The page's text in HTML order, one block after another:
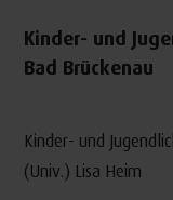
Kinder- und
Bad Brückenau
Kinder- und
(Univ.) Lisa Heim